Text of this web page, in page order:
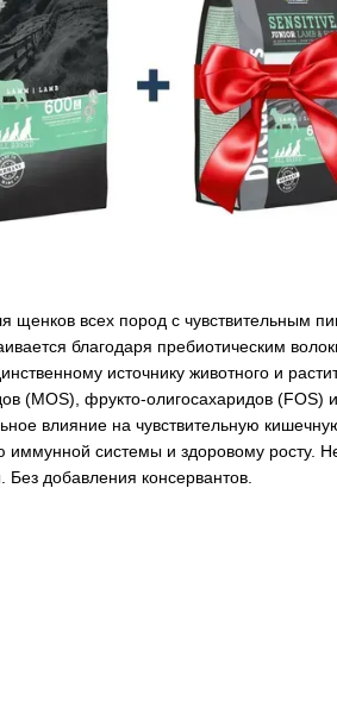
щенков всех пород с чувствительным
благодаря пребиотическим
источнику животного и
(MOS), фрукто-олигосахаридов (FOS)
влияние на чувствительную
иммунной системы и здоровому росту.
добавления консервантов.